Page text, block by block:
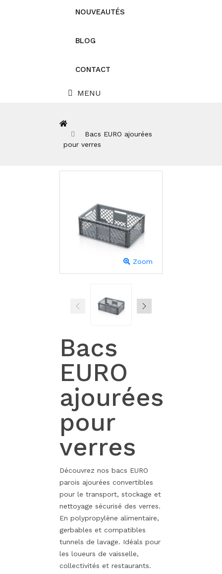
NOUVEAUTÉS
BLOG
CONTACT
MENU
Bacs EURO ajourées
pour verres
Zoom
Bacs
EURO
ajourées
pour
verres
Découvrez nos bacs EURO
parois ajourées convertibles
pour le transport, stockage et
nettoyage sécurisé des verres.
En polypropylène alimentaire,
gerbables et compatibles
tunnels de lavage. Idéals pour
les loueurs de vaisselle,
collectivités et restaurants.